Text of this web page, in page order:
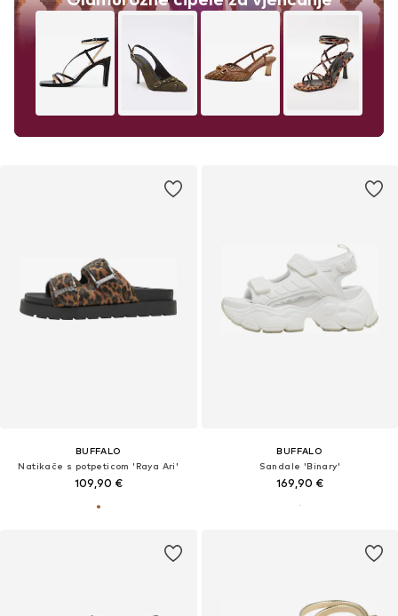
BUFFALO
Natikače s potpeticom 'Raya Ari'
109,90 €
BUFFALO
Sandale 'Binary'
169,90 €